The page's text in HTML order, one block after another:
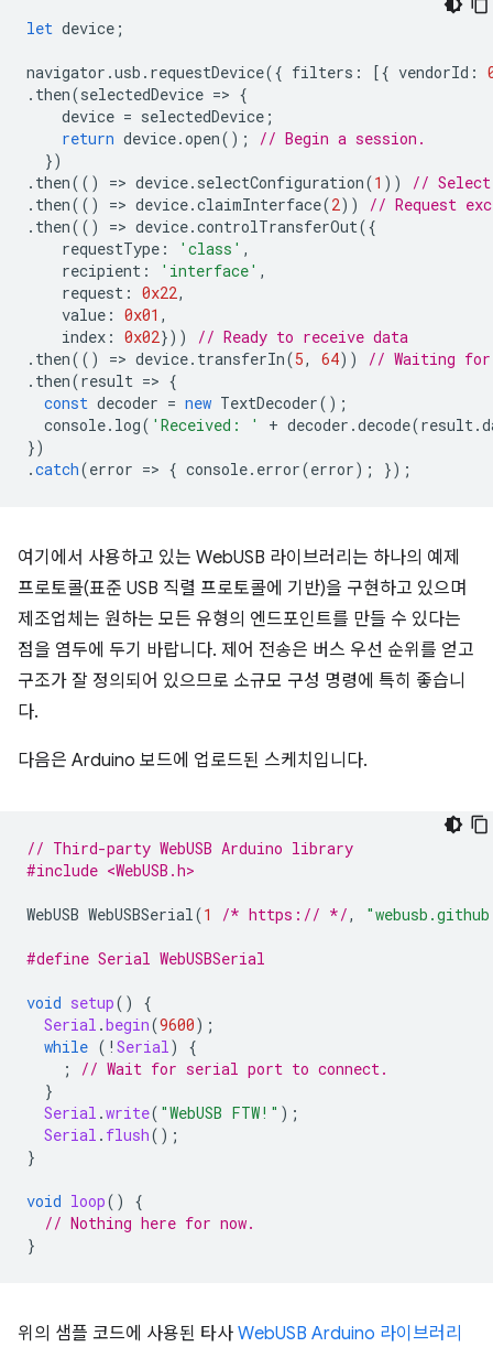
let device ;
navigator .usb . requestDevice({ filters : [{ vendorId :
. then(selectedDevice => {
device = selectedDevice ;
return device.open();
// Begin a session.
})
. then(() => device. selectConfiguration(1 ))
//
. then(() => device.claimInterface(2))
// Request
. then(() => device.controlTransferOut({
requestType : 'class' ,
recipient : 'interface' ,
request : 0x22,
value : 0x01 ,
index : 0x02}))
// Ready to receive data
. then(() => device. transferIn(5, 64))
// Waiting for
. then(result => {
const decoder = new TextDecoder();
console. log( 'Received: ' + decoder .decode(result.
})
.catch(error => { console. error(error); });
여기에서 사용하고 있는 WebUSB 라이브러리는 하나의 예제
프로토콜(표준 USB 직렬 프로토콜에 기반)을 구현하고 있으며
제조업체는 원하는 모든 유형의 엔드포인트를 만들 수 있다는
점을 염두에 두기 바랍니다. 제어 전송은 버스 우선 순위를 얻고
구조가 잘 정의되어 있으므로 소규모 구성 명령에 특히 좋습니
다.
다음은 Arduino 보드에 업로드된 스케치입니다.
// Third-party WebUSB Arduino library
#include <WebUSB.h>
WebUSB WebUSBSerial(1 /* https:// */,
#define Serial WebUSBSerial
void setup()
{
Serial .begin(9600);
while ( ! Serial)
{
;
// Wait for serial port to connect.
}
Serial .write( "WebUSB FTW!" );
Serial . flush();
}
void loop()
{
// Nothing here for now.
}
위의 샘플 코드에 사용된 타사 WebUSB Arduino 라이브러리